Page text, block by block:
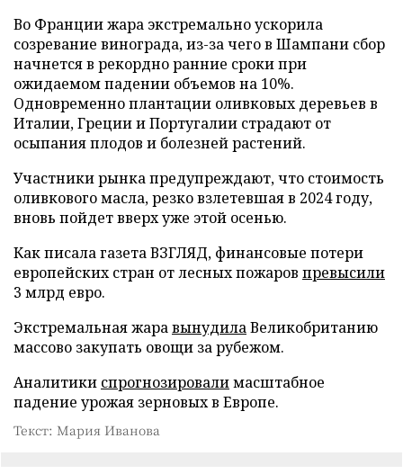
Во Франции жара экстремально ускорила
созревание винограда, из-за чего в Шампани сбор
начнется в рекордно ранние сроки при
ожидаемом падении объемов на 10%.
Одновременно плантации оливковых деревьев в
Италии, Греции и Португалии страдают от
осыпания плодов и болезней растений.
Участники рынка предупреждают, что стоимость
оливкового масла, резко взлетевшая в 2024 году,
вновь пойдет вверх уже этой осенью.
Как писала газета ВЗГЛЯД, финансовые потери
европейских стран от лесных пожаров превысили
3 млрд евро.
Экстремальная жаравынудилаВеликобританию
массово закупать овощи за рубежом.
Аналитики спрогнозировалимасштабное
падение урожая зерновых в Европе.
Текст: Мария Иванова